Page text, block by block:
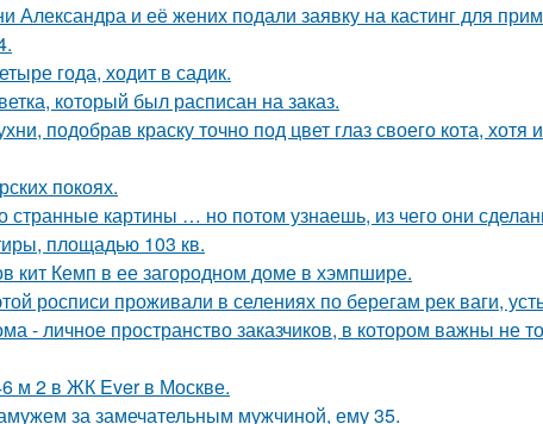
и её жених подали заявку на кастинг для
года, ходит в садик.
который был расписан на заказ.
подобрав краску точно под цвет глаз своего кота, хотя
покоях.
странные картины … но потом узнаешь, из чего они
площадью 103 кв.
кит Кемп в ее загородном доме в хэмпшире.
росписи проживали в селениях по берегам рек ваги,
- личное пространство заказчиков, в котором важны не
м 2 в ЖК Ever в Москве.
за замечательным мужчиной, ему 35.